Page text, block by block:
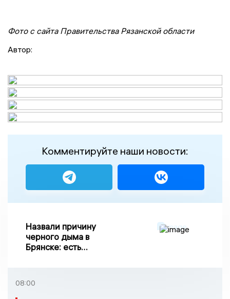
Фото с сайта Правительства Рязанской области
Автор:
Комментируйте наши новости:
Назвали причину
черного дыма в
Брянске: есть
08:00